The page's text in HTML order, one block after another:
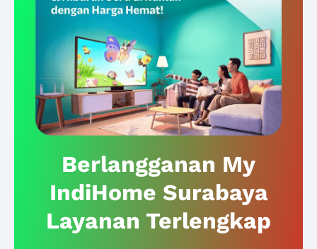
Berlangganan My
IndiHome Surabaya
Layanan Terlengkap